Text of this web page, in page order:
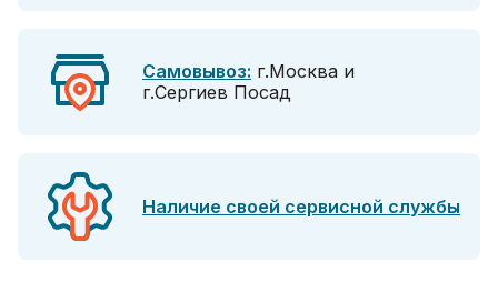
Самовывоз: г.Москва и
г.Сергиев Посад
Наличие своей сервисной службы